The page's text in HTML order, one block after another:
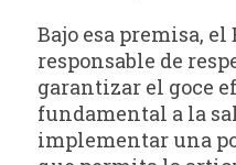
Bajo esa premisa, el
responsable de
garantizar el goce
fundamental a la
implementar una